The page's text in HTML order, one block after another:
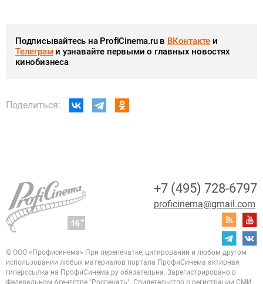
Подписывайтесь на ProfiCinema.ru в ВКонтакте и
Телеграми узнавайте первыми о главных новостях
кинобизнеса
Поделиться:
+7 (495) 728-6797
proficinema@gmail.com
© ООО «Профисинема» При перепечатке, цитировании и любом другом
использовании любых материалов портала ПрофиСинема активная
гиперссылка на ПрофиСинема.ру обязательна. Зарегистрировано в
Федеральном Агентстве "Роспечать". Свидетельство о регистрации СМИ